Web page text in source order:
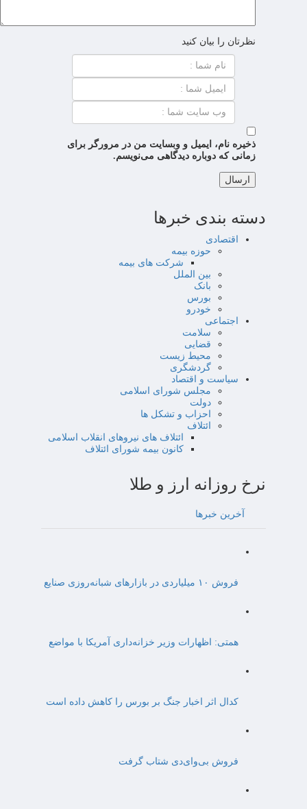
نظرتان را بیان کنید
ذخیره نام، ایمیل و وبسایت من در مرورگر برای
زمانی که دوباره دیدگاهی می‌نویسم.
دسته بندی خبرها
اقتصادی
حوزه بیمه
شرکت های بیمه
بین الملل
بانک
بورس
خودرو
اجتماعی
سلامت
قضایی
محیط زیست
گردشگری
سیاست و اقتصاد
مجلس شورای اسلامی
دولت
احزاب و تشکل ها
ائتلاف
ائتلاف های نیروهای انقلاب اسلامی
کانون بیمه شورای ائتلاف
نرخ روزانه ارز و طلا
آخرین خبرها
فروش ۱۰ میلیاردی در بازارهای شبانه‌روزی صنایع
همتی: اظهارات وزیر خزانه‌داری آمریکا با مواضع
کدال اثر اخبار جنگ بر بورس را کاهش داده است
فروش بی‌وای‌دی شتاب گرفت